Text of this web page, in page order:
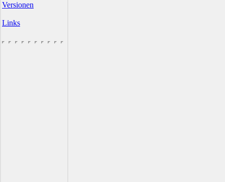
Versionen
Links